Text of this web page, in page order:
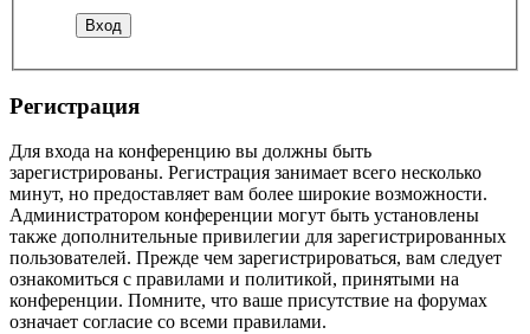
Регистрация
Для входа на конференцию вы должны быть
зарегистрированы. Регистрация занимает всего несколько
минут, но предоставляет вам более широкие возможности.
Администратором конференции могут быть установлены
также дополнительные привилегии для зарегистрированных
пользователей. Прежде чем зарегистрироваться, вам следует
ознакомиться с правилами и политикой, принятыми на
конференции. Помните, что ваше присутствие на форумах
означает согласие со всеми правилами.